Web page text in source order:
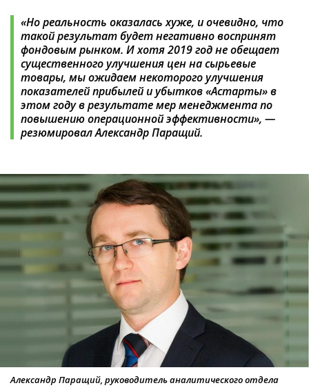
«Но реальность оказалась хуже, и очевидно, что
такой результат будет негативно воспринят
фондовым рынком. И хотя 2019 год не обещает
существенного улучшения цен на сырьевые
товары, мы ожидаем некоторого улучшения
показателей прибылей и убытков «Астарты» в
этом году в результате мер менеджмента по
повышению операционной эффективности», —
резюмировал Александр Паращий.
Александр Паращий, руководитель аналитического отдела